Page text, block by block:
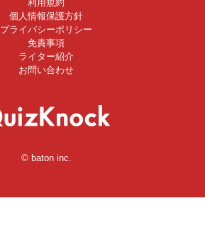
利用規約
個人情報保護方針
プライバシーポリシー
免責事項
ライター紹介
お問い合わせ
© baton inc.